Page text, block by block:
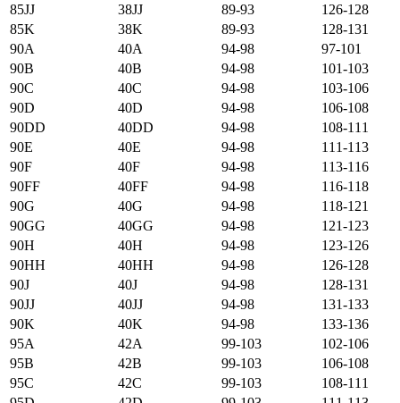
85JJ
38JJ 89-93
126-128
85K
38K 89-93
128-131
90А
40А 94-98
97-101
90B
40B 94-98
101-103
90C
40C 94-98
103-106
90D
40D 94-98
106-108
90DD
40DD 94-98
108-111
90E
40E 94-98
111-113
90F
40F 94-98
113-116
90FF
40FF 94-98
116-118
90G
40G 94-98
118-121
90GG
40GG 94-98
121-123
90H
40H 94-98
123-126
90HH
40HH 94-98
126-128
90J
40J 94-98
128-131
90JJ
40JJ 94-98
131-133
90K
40K 94-98
133-136
95А
42А 99-103
102-106
95B
42B 99-103
106-108
95C
42C 99-103
108-111